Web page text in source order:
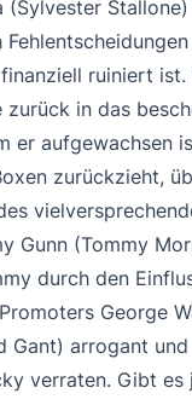
(Sylvester
ruiniert
zurück in das
er aufgewachsen
zurückzieht,
Gunn (Tommy
durch den
George
Gant) arrogant
verraten. Gibt es